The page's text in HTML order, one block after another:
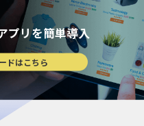
プリを簡単導入
ドはこちら